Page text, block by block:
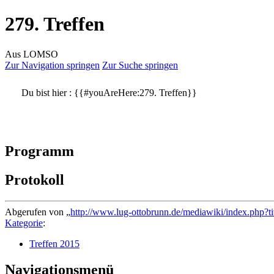
279. Treffen
Aus LOMSO
Zur Navigation springen Zur Suche springen
Du bist hier : {{#youAreHere:279. Treffen}}
Programm
Protokoll
Abgerufen von „http://www.lug-ottobrunn.de/mediawiki/
Kategorie:
Treffen 2015
Navigationsmenü